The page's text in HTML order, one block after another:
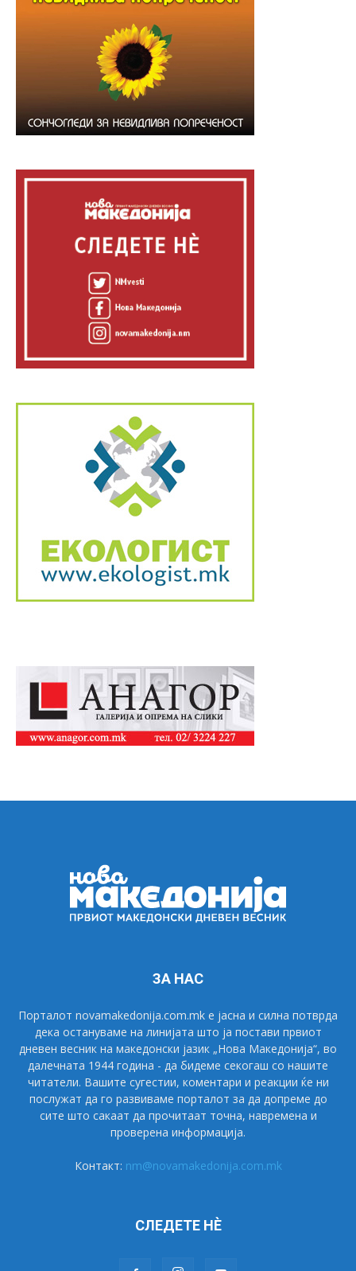
ЗА НАС
Порталот novamakedonija.com.mk е јасна и силна потврда
дека остануваме на линијата што ја постави првиот
дневен весник на македонски јазик „Нова Македонија“, во
далечната 1944 година - да бидеме секогаш со нашите
читатели. Вашите сугестии, коментари и реакции ќе ни
послужат да го развиваме порталот за да допреме до
сите што сакаат да прочитаат точна, навремена и
проверена информација.
Контакт: nm@novamakedonija.com.mk
СЛЕДЕТЕ НÈ